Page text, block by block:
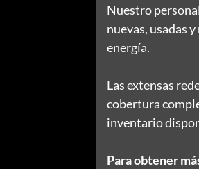
Nuestro
nuevas, usadas
energía.
Las extensas
cobertura
inventario
Para obtener